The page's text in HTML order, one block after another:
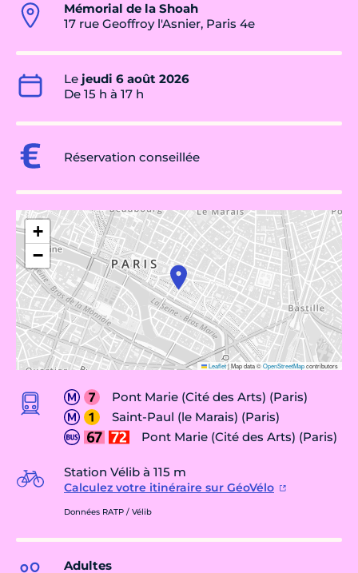
Mémorial de la Shoah
17 rue Geoffroy l'Asnier, Paris 4e
Le jeudi 6 août 2026
De 15 h à 17 h
Réservation conseillée
+
−
Leaflet|Map data ©OpenStreetMapcontributors
Pont Marie (Cité des Arts) (Paris)
Saint-Paul (le Marais) (Paris)
Pont Marie (Cité des Arts) (Paris)
Station Vélib à 115 m
Calculez votre itinéraire sur GéoVélo
Données RATP / Vélib
Adultes